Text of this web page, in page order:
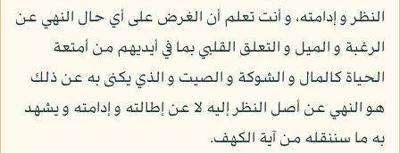
النظر و إدامته، و أنت تعلم أن الغرض على أي حال النهي عن
الرغبة و الميل و التعلق القلبي بما في أيديهم من أمتعة
الحياة كالمال و الشوكة و الصيت و الذي يكنى به عن ذلك
هو النهي عن أصل النظر إليه لا عن إطالته و إدامته و يشهد
به ما سننقله من آية الكهف.